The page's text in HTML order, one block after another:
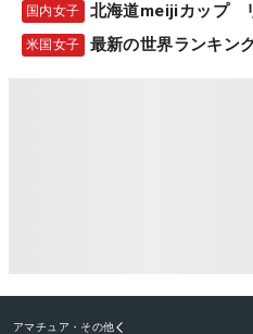
国内女子 北海道meijiカップ
米国女子 最新の世界ランキン
アマチュア・その他